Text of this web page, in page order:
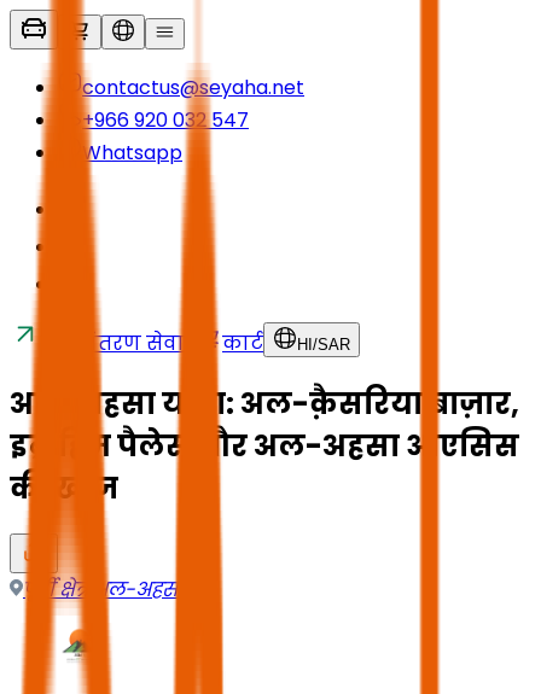
contactus@seyaha.net
+966 920 032 547
Whatsapp
स्थानांतरण सेवाएं कार्ट HI /SAR
अल-अहसा यात्रा: अल-क़ैसरिया बाज़ार,
इब्राहिम पैलेस और अल-अहसा ओएसिस
की खोज
पूर्वी क्षेत्र अल-अहसा